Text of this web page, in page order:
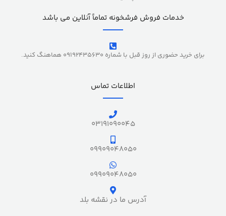
خدمات فروش فرشخونه تماماً آنلاین می باشد
برای خرید حضوری از روز قبل با شماره 09192435630 هماهنگ کنید.
اطلاعات تماس
03191090045
09909048050
09909048050
آدرس ما در نقشه بلد